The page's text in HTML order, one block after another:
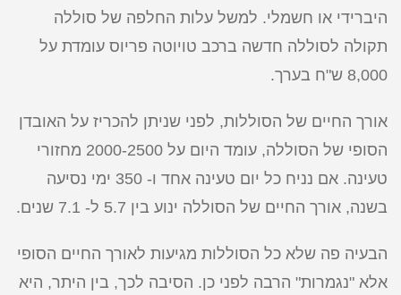
היברידי או חשמלי. למשל עלות החלפה של סוללה
תקולה לסוללה חדשה ברכב טויוטה פריוס עומדת על
8,000 ש"ח בערך.
אורך החיים של הסוללות, לפני שניתן להכריז על האובדן
הסופי של הסוללה, עומד היום על 2000-2500 מחזורי
טעינה. אם נניח כל יום טעינה אחד ו- 350 ימי נסיעה
בשנה, אורך החיים של הסוללה ינוע בין 5.7 ל- 7.1 שנים.
הבעיה פה שלא כל הסוללות מגיעות לאורך החיים הסופי
אלא "נגמרות" הרבה לפני כן. הסיבה לכך, בין היתר, היא